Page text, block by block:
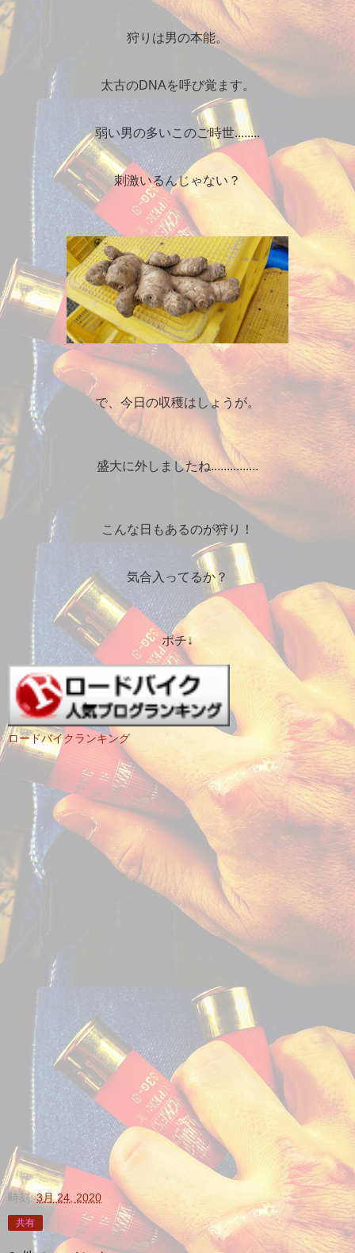
狩りは男の本能。
太古のDNAを呼び覚ます。
弱い男の多いこのご時世........
刺激いるんじゃない？
で、今日の収穫はしょうが。
盛大に外しましたね...............
こんな日もあるのが狩り！
気合入ってるか？
ポチ↓
ロードバイクランキング
時刻:3月 24, 2020
共有